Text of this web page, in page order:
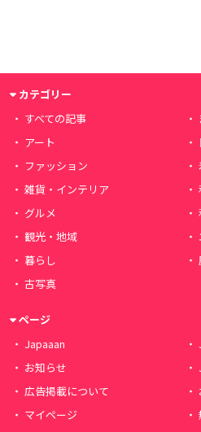
カテゴリー
すべての記事
アート
ファッション
雑貨・インテリア
グルメ
観光・地域
暮らし
古写真
ページ
Japaaan
お知らせ
広告掲載について
マイページ